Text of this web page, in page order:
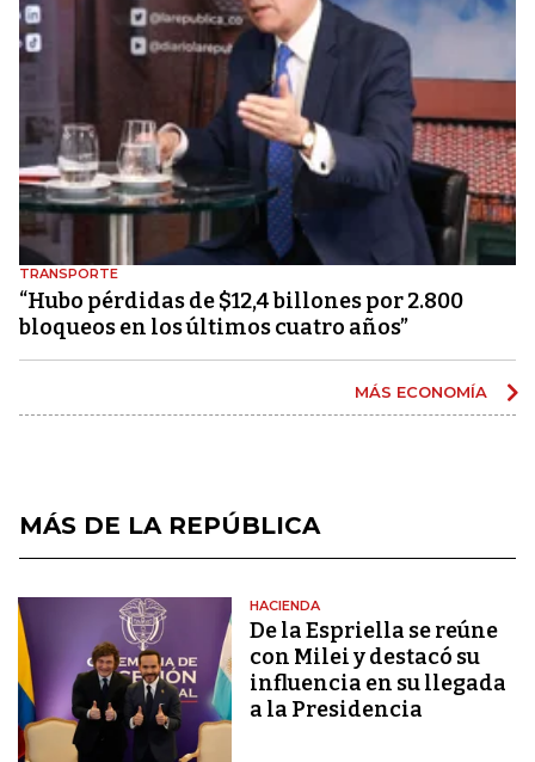
TRANSPORTE
“Hubo pérdidas de $12,4 billones por 2.800
bloqueos en los últimos cuatro años”
MÁS ECONOMÍA
MÁS DE LA REPÚBLICA
HACIENDA
De la Espriella se reúne
con Milei y destacó su
influencia en su llegada
a la Presidencia